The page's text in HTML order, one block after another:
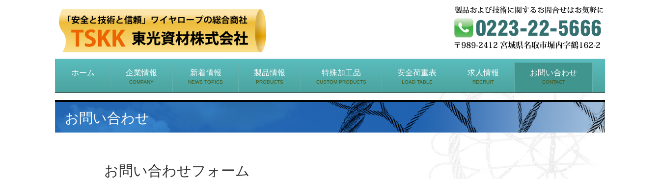
ホーム 企業情報
COMPANY
新着情報
NEWS TOPICS
製品情報
PRODUCTS
特殊加工品
CUSTOM PRODUCTS
安全荷重表
LOAD TABLE
求人情報
RECRUIT
お問い合わせ
CONTACT
お問い合わせ
お問い合わせフォーム